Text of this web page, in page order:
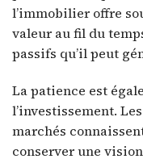
l’immobilier offre
valeur au fil du
passifs qu’il peut
La patience est
l’investissement.
marchés
conserver une